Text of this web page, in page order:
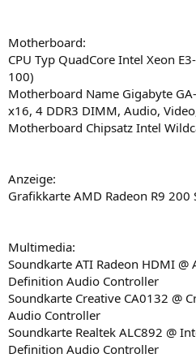
Motherboard:
CPU Typ QuadCore Intel Xeon
100)
Motherboard Name Gigabyte
x16, 4 DDR3 DIMM, Audio,
Motherboard Chipsatz Intel
Anzeige:
Grafikkarte AMD Radeon R9 200
Multimedia:
Soundkarte ATI Radeon HDMI @
Definition Audio Controller
Soundkarte Creative CA0132 @
Audio Controller
Soundkarte Realtek ALC892 @
Definition Audio Controller